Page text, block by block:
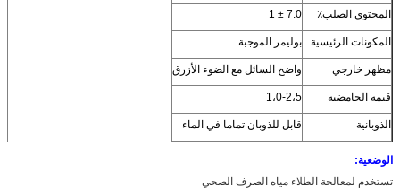
المحتوى الصلب٪ 7.0 ± 1
المكونات الرئيسية بوليمر الموجبة
مظهر خارجي واضح السائل مع الضوء الأزرق
قيمه الحامضيه 1،0-2،5
الذوبانية قابل للذوبان تماما في الماء
الوضعية:
تستخدم لمعالجة الطلاء مياه الصرف الصحي